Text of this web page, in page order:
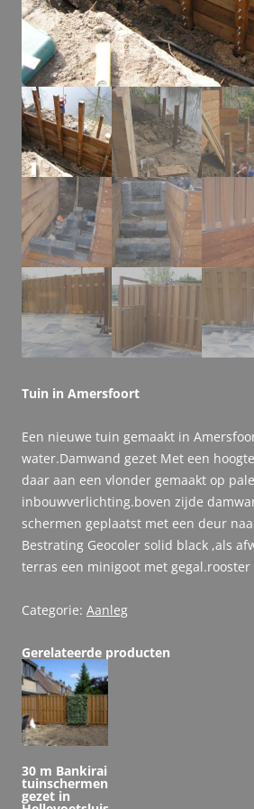
Tuin in Amersfoort
Een nieuwe tuin gemaakt in
water.Damwand gezet Met een
daar aan een vlonder gemaakt op
inbouwverlichting.boven zijde
schermen geplaatst met een deur
Bestrating Geocoler solid black ,als
terras een minigoot met gegal.rooster
Categorie: Aanleg
Gerelateerde producten
30 m Bankirai
tuinschermen
gezet in